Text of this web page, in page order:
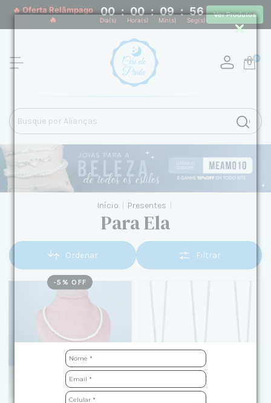
🔥 Oferta Relâmpago
🔥
00 : 00 : 09 : 56
Dia(s) Hora(s) Min(s) Seg(s)
Ver Produtos
0
Início Presentes
Para Ela
Ordenar Filtrar
-5 % OFF